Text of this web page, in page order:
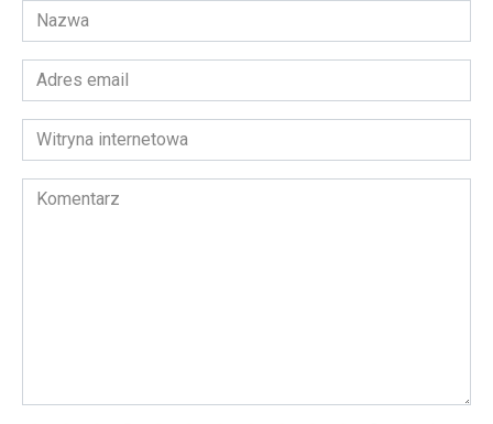
Nazwa
*
Adres
email
*Witryna
internetowa
Komentarz